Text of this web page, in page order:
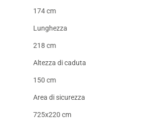
174 cm
Lunghezza
218 cm
Altezza di caduta
150 cm
Area di sicurezza
725x220 cm